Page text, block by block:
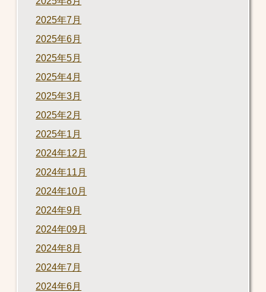
2025年7月
2025年6月
2025年5月
2025年4月
2025年3月
2025年2月
2025年1月
2024年12月
2024年11月
2024年10月
2024年9月
2024年09月
2024年8月
2024年7月
2024年6月